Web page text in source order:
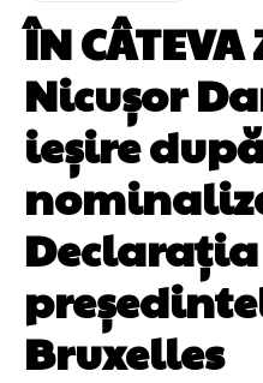
ÎN CÂTEVA
Nicușor
ieșire
Declarația
Bruxelles